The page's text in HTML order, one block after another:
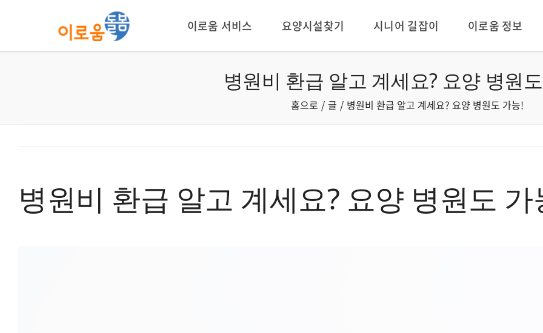
로
이로움 서비스 요양시설찾기 시니어 길잡이 이로움 정보
병원비 환급 알고 계세요? 요양 병원
홈으로 글 병원비 환급 알고 계세요? 요양 병원도 가능!
병원비 환급 알고 계세요? 요양 병원도 가